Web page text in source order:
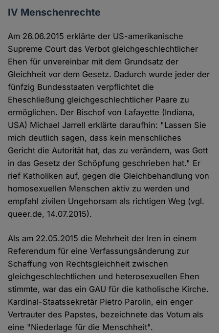
IV Menschenrechte
Am 26.06.2015 erklärte der US-amerikanische
Supreme Court das Verbot gleichgeschlechtlicher
Ehen für unvereinbar mit dem Grundsatz der
Gleichheit vor dem Gesetz. Dadurch wurde jeder der
fünfzig Bundesstaaten verpflichtet die
Eheschließung gleichgeschlechtlicher Paare zu
ermöglichen. Der Bischof von Lafayette (Indiana,
USA) Michael Jarrell erklärte daraufhin: "Lassen Sie
mich deutlich sagen, dass kein menschliches
Gericht die Autorität hat, das zu verändern, was Gott
in das Gesetz der Schöpfung geschrieben hat." Er
rief Katholiken auf, gegen die Gleichbehandlung von
homosexuellen Menschen aktiv zu werden und
empfahl zivilen Ungehorsam als richtigen Weg (vgl.
queer.de, 14.07.2015).
Als am 22.05.2015 die Mehrheit der Iren in einem
Referendum für eine Verfassungsänderung zur
Schaffung von Rechtsgleichheit zwischen
gleichgeschlechtlichen und heterosexuellen Ehen
stimmte, war das ein GAU für die katholische Kirche.
Kardinal-Staatssekretär Pietro Parolin, ein enger
Vertrauter des Papstes, bezeichnete das Votum als
eine "Niederlage für die Menschheit".